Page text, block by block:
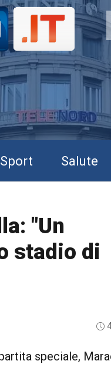
Sport Salute
"Un
stadio di
speciale,